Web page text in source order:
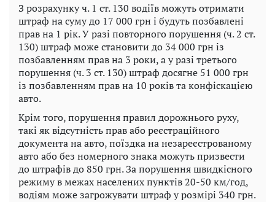
З розрахунку ч. 1 ст. 130 водіїв можуть отримати
штраф на суму до 17 000 грн і будуть позбавлені
прав на 1 рік. У разі повторного порушення (ч. 2 ст.
130) штраф може становити до 34 000 грн із
позбавленням прав на 3 роки, а у разі третього
порушення (ч. 3 ст. 130) штраф досягне 51 000 грн
із позбавленням прав на 10 років та конфіскацією
авто.
Крім того, порушення правил дорожнього руху,
такі як відсутність прав або реєстраційного
документа на авто, поїздка на незареєстрованому
авто або без номерного знака можуть призвести
до штрафів до 850 грн. За порушення швидкісного
режиму в межах населених пунктів 20-50 км/год,
водіям може загрожувати штраф у розмірі 340 грн.